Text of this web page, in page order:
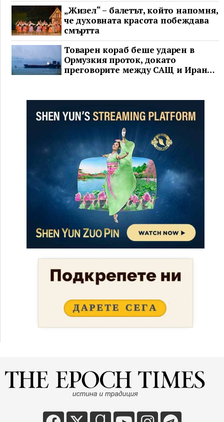
„Жизел“ – балетът, който напомня,
че духовната красота побеждава
смъртта
Товарен кораб беше ударен в
Ормузкия проток, докато
преговорите между САЩ и Иран